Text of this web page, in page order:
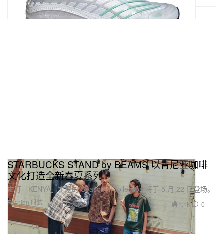
Fashion 时装
STARBUCKS STAND by BEAMS 以肯尼亚咖啡
文化打造全新春夏系列
主打「KENYA」主题的 Seasonal Collection 将于 5 月 22 日登场。
May 14, 2026 1.1K 0